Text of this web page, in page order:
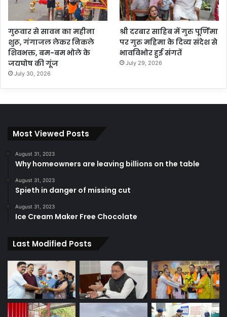
गुरूवार से सावन का महीना
शुरू, गंगाजल लेकर निकले
शिवभक्त, बम-बम भोले के
जयघोष की गूंज
July 30, 2026
श्री दरबार साहिब में गुरु पूर्णिमा
पर गुरु महिमा के दिव्य संदेश से
भावविभोर हुई संगतें
July 29, 2026
Most Viewed Posts
August 31, 2023
Why homeowners are leaving billions on the table
August 31, 2023
Spieth in danger of missing cut
August 31, 2023
Ice Cream Maker Free Chocolate
Last Modified Posts